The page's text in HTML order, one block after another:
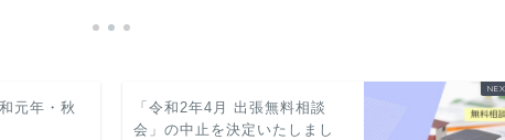
元年・秋
「令和2年4月 出張無料相談
会」の中止を決定いたしまし